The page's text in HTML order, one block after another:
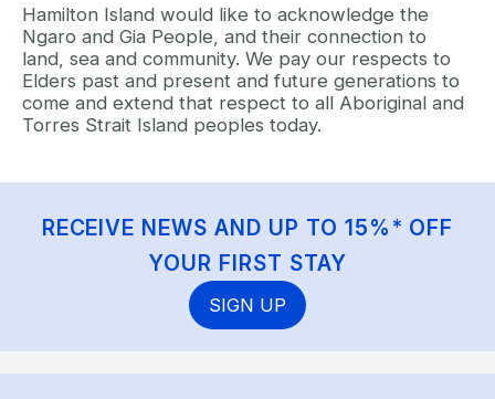
Hamilton Island would like to acknowledge the
Ngaro and Gia People, and their connection to
land, sea and community. We pay our respects to
Elders past and present and future generations to
come and extend that respect to all Aboriginal and
Torres Strait Island peoples today.
RECEIVE NEWS AND UP TO 15%* OFF
YOUR FIRST STAY
SIGN UP